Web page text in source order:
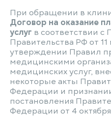
При обращении в
Договор на оказание
услуг в соответствии с
Правительства РФ от 11
утверждении Правил
медицинскими
медицинских услуг,
некоторые акты
Федерации и
постановления
Федерации от 4 октября